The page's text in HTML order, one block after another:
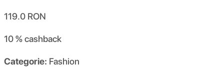
119.0 RON
10 %cashback
Categorie: Fashion